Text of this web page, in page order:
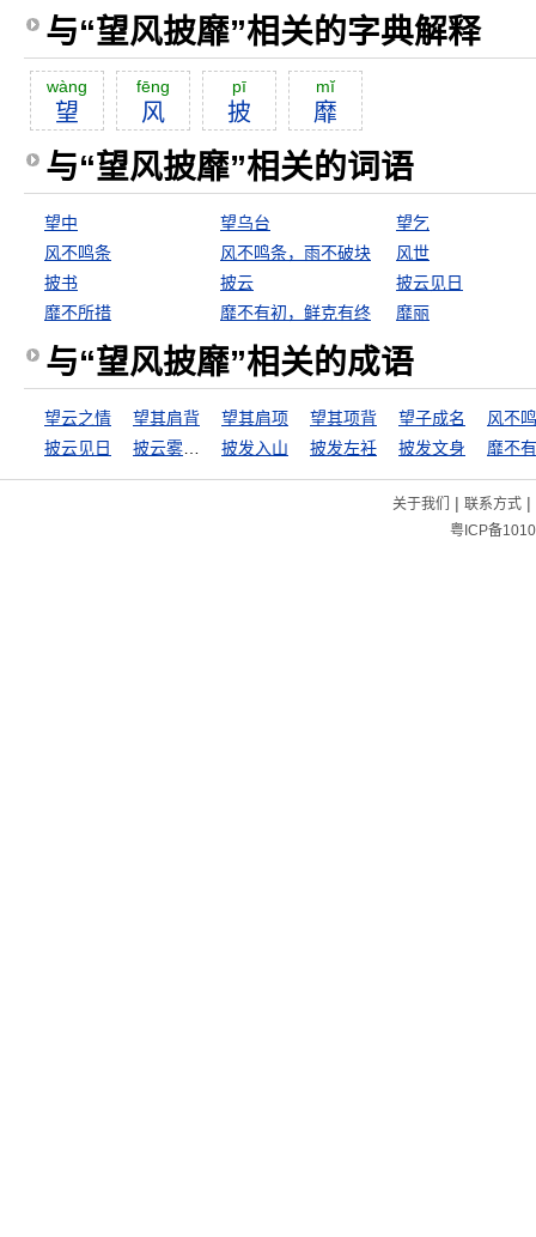
与“望风披靡”相关的字典解释
wàng
望
fēng
风
pī
披
mĭ
靡
与“望风披靡”相关的词语
望中 望乌台
望乞
风不鸣条
风不鸣条，雨不破块
风世
披书
披云
披云见日
靡不所措
靡不有初，鲜克有终 靡丽
与“望风披靡”相关的成语
望云之情 望其肩背 望其肩项 望其项背 望子成名
风不
披云见日
披发入山 披发左衽 披发文身
关于我们 | 联系方式|
粤ICP备